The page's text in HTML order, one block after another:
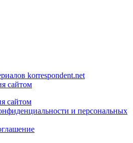
korrespondent.net
сайтом
сайтом
и персональных